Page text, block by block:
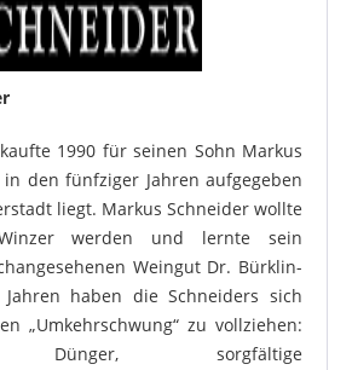
1990 für seinen Sohn Markus
den fünfziger Jahren aufgegeben
liegt. Markus Schneider wollte
werden und lernte sein
Weingut Dr. Bürklin-
haben die Schneiders sich
„Umkehrschwung“ zu vollziehen:
Dünger, sorgfältige